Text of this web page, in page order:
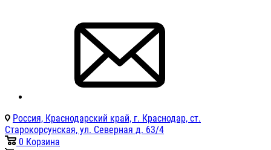
Россия, Краснодарский край, г. Краснодар, ст.
Старокорсунская, ул. Северная д. 63/4
0 Корзина